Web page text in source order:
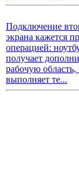
Подключение
экрана кажется
операцией:
получает
рабочую область,
выполняет те...